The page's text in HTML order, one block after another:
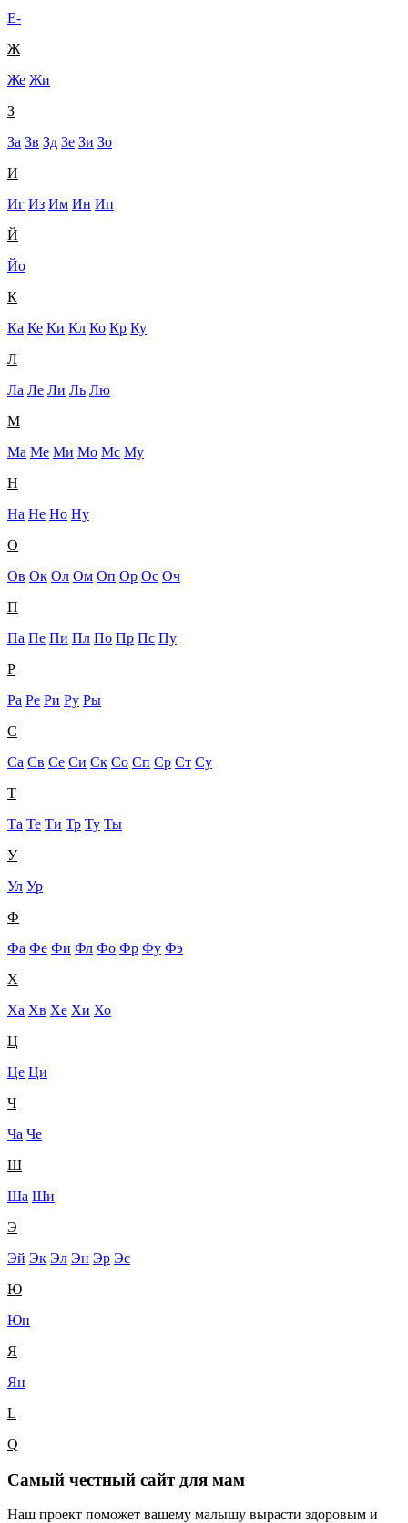
Е-
Ж
Же Жи
З
За Зв Зд Зе Зи Зо
И
Иг Из Им Ин Ип
Й
Йо
К
Ка Ке Ки Кл Ко Кр Ку
Л
Ла Ле Ли Ль Лю
М
Ма Ме Ми Мо Мс Му
Н
На Не Но Ну
О
Ов Ок Ол Ом Оп Ор Ос Оч
П
Па Пе Пи Пл По Пр Пс Пу
Р
Ра Ре Ри Ру Ры
С
Са Св Се Си Ск Со Сп Ср Ст Су
Т
Та Те Ти Тр Ту Ты
У
Ул Ур
Ф
Фа Фе Фи Фл Фо Фр Фу Фэ
Х
Ха Хв Хе Хи Хо
Ц
Це Ци
Ч
Ча Че
Ш
Ша Ши
Э
Эй Эк Эл Эн Эр Эс
Ю
Юн
Я
Ян
L
Q
Самый честный сайт для мам
Наш проект поможет вашему малышу вырасти здоровым и